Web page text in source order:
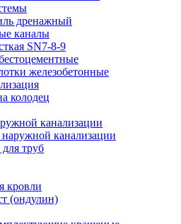
дренажный
каналы
SN7-8-9
железобетонные
колодец
канализации
канализации
труб
кровли
(ондулин)